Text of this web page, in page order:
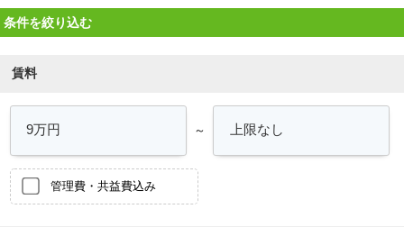
条件を絞り込む
賃料
～
管理費・共益費込み